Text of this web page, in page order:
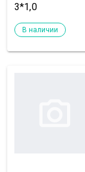
3*1,0
В наличии